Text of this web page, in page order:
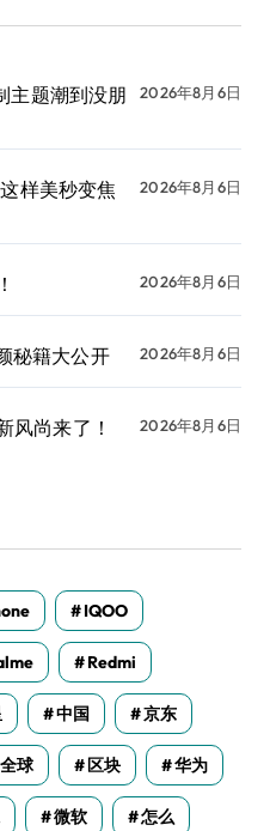
主题潮到没朋
2026年8月6日
样美秒变焦
2026年8月6日
2026年8月6日
秘籍大公开 2026年8月6日
风尚来了！ 2026年8月6日
IQOO
Redmi
中国 京东
全球 区块 华为
微软 怎么